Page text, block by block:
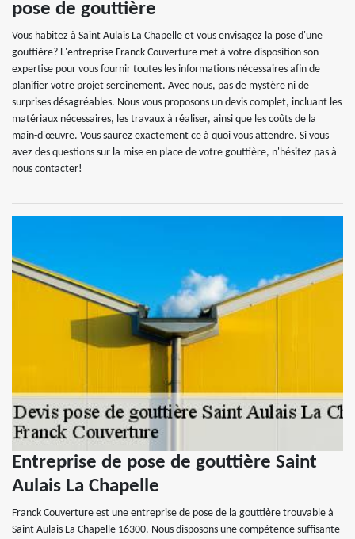
pose de gouttière
Vous habitez à Saint Aulais La Chapelle et vous envisagez la pose d'une
gouttière? L'entreprise Franck Couverture met à votre disposition son
expertise pour vous fournir toutes les informations nécessaires afin de
planifier votre projet sereinement. Avec nous, pas de mystère ni de
surprises désagréables. Nous vous proposons un devis complet, incluant les
matériaux nécessaires, les travaux à réaliser, ainsi que les coûts de la
main-d'œuvre. Vous saurez exactement ce à quoi vous attendre. Si vous
avez des questions sur la mise en place de votre gouttière, n'hésitez pas à
nous contacter!
Entreprise de pose de gouttière Saint
Aulais La Chapelle
Franck Couverture est une entreprise de pose de la gouttière trouvable à
Saint Aulais La Chapelle 16300. Nous disposons une compétence suffisante